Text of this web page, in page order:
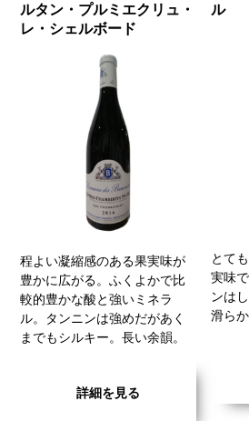
ルタン・プルミエクリュ・
レ・シェルボード
程よい凝縮感のある果実味が
豊かに広がる。ふくよかで比
較的豊かな酸と強いミネラ
ル。タンニンは強めだがあく
までもシルキー。長い余韻。
詳細を見る
ル
とて
実味
ンは
滑ら